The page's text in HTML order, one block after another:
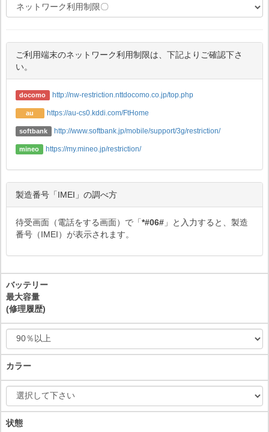
ご利用端末のネットワーク利用制限は、下記よりご確認下さ
い。
docomo http://nw-restriction.nttdocomo.co.jp/top.php
au https://au-cs0.kddi.com/FtHome
softbank http://www.softbank.jp/mobile/support/3g/restriction/
mineo https://my.mineo.jp/restriction/
製造番号「IMEI」の調べ方
待受画面（電話をする画面）で「*#06# 」と入力すると、製造
番号（IMEI）が表示されます。
バッテリー
最大容量
(修理履歴)
カラー
状態